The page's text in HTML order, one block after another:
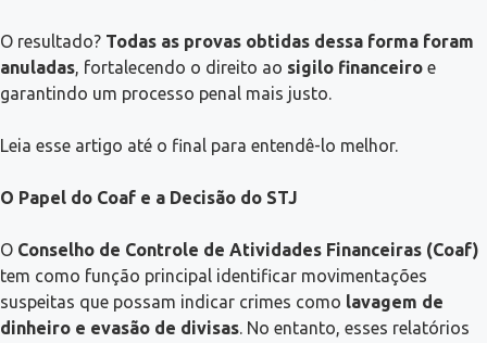
O resultado? Todas as provas obtidas dessa forma foram
anuladas, fortalecendo o direito ao sigilo financeiro e
garantindo um processo penal mais justo.
Leia esse artigo até o final para entendê-lo melhor.
O Papel do Coaf e a Decisão do STJ
O Conselho de Controle de Atividades Financeiras (Coaf)
tem como função principal identificar movimentações
suspeitas que possam indicar crimes como lavagem de
dinheiro e evasão de divisas. No entanto, esses relatórios